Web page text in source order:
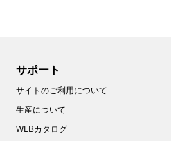
サポート
サイトのご利用について
生産について
WEBカタログ